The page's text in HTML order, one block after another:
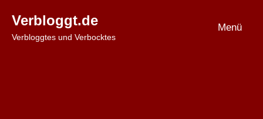
Inhalt
springen
Verbloggt.de
Verbloggtes und Verbocktes
Menü